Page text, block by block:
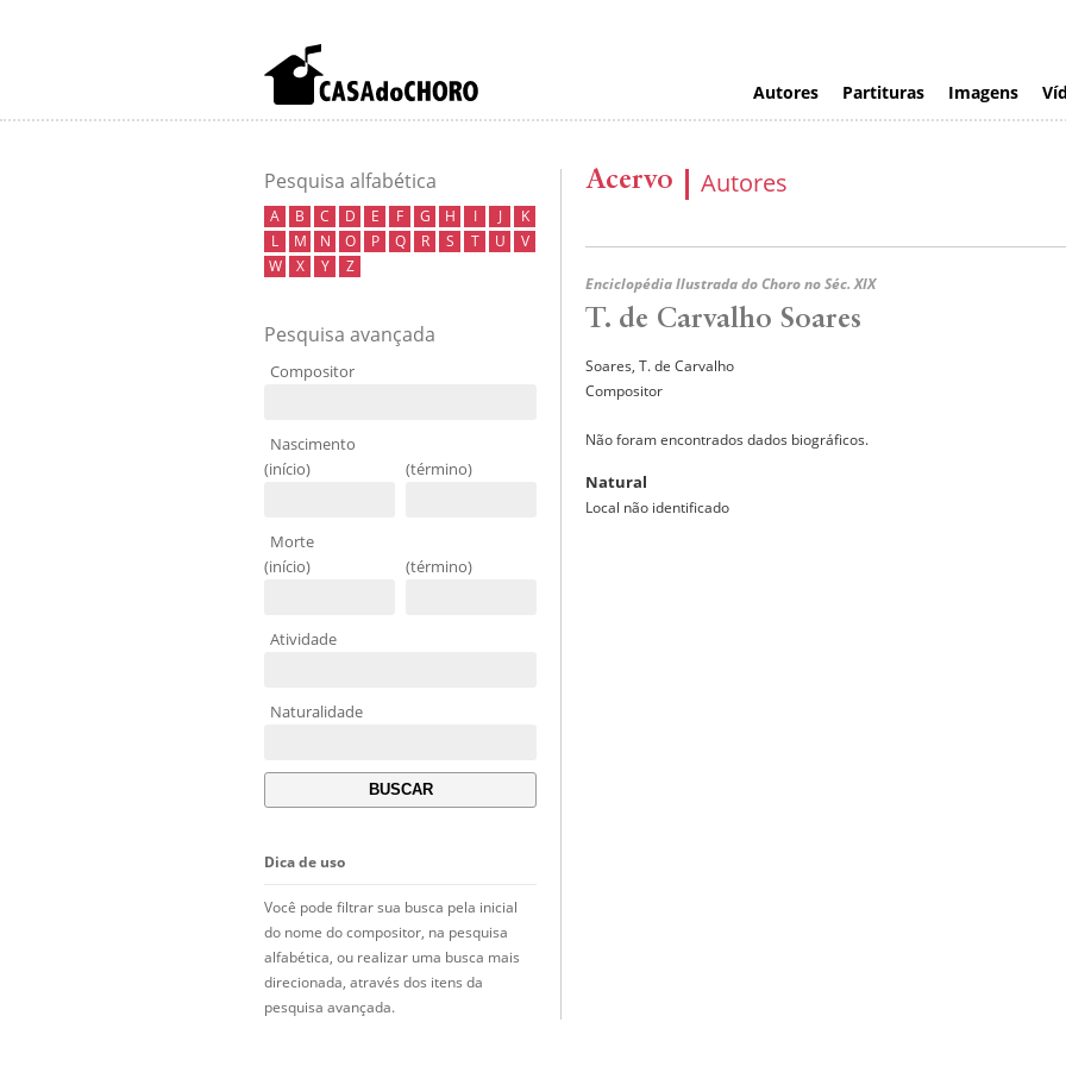
Autores Partituras Imagens
Pesquisa alfabética
A B C D E F G H I J
K
L
M N O P Q R S T U
V
W
X Y Z
Pesquisa avançada
Compositor
Nascimento
(início)
(término)
Morte
(início)
(término)
Atividade
Naturalidade
Dica de uso
Você pode filtrar sua busca pela inicial
do nome do compositor, na pesquisa
alfabética, ou realizar uma busca mais
direcionada, através dos itens da
pesquisa avançada.
Acervo Autores
Enciclopédia Ilustrada do Choro no Séc. XIX
T. de Carvalho Soares
Soares, T. de Carvalho
Compositor
Não foram encontrados dados biográficos.
Natural
Local não identificado